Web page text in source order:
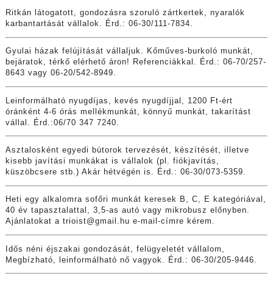
Ritkán látogatott, gondozásra szoruló zártkertek, nyaralók
karbantartását vállalok. Érd.: 06-30/111-7834.
Gyulai házak felújítását vállaljuk. Kőműves-burkoló munkát,
bejáratok, térkő elérhető áron! Referenciákkal. Érd.: 06-70/257-
8643 vagy 06-20/542-8949.
Leinformálható nyugdíjas, kevés nyugdíjjal, 1200 Ft-ért
óránként 4-6 órás mellékmunkát, könnyű munkát, takarítást
vállal. Érd.:06/70 347 7240.
Asztalosként egyedi bútorok tervezését, készítését, illetve
kisebb javítási munkákat is vállalok (pl. fiókjavítás,
küszöbcsere stb.) Akár hétvégén is. Érd.: 06-30/073-5359.
Heti egy alkalomra sofőri munkát keresek B, C, E kategóriával,
40 év tapasztalattal, 3,5-as autó vagy mikrobusz előnyben.
Ajánlatokat a trioist@gmail.hu e-mail-címre kérem.
Idős néni éjszakai gondozását, felügyeletét vállalom,
Megbízható, leinformálható nő vagyok. Érd.: 06-30/205-9446.